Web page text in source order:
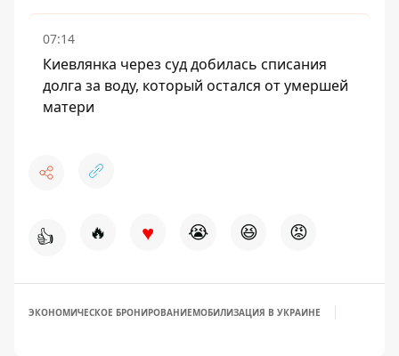
07:14
Киевлянка через суд добилась списания
долга за воду, который остался от умершей
матери
👍 🔥 ♥ 😭 😆 😡
ЭКОНОМИЧЕСКОЕ БРОНИРОВАНИЕМОБИЛИЗАЦИЯ В УКРАИНЕ